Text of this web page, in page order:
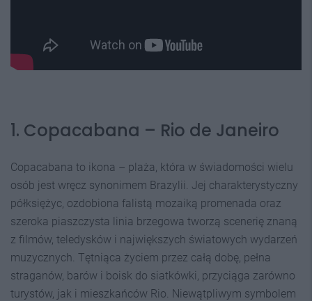
1. Copacabana – Rio de Janeiro
Copacabana to ikona – plaża, która w świadomości wielu
osób jest wręcz synonimem Brazylii. Jej charakterystyczny
półksiężyc, ozdobiona falistą mozaiką promenada oraz
szeroka piaszczysta linia brzegowa tworzą scenerię znaną
z filmów, teledysków i największych światowych wydarzeń
muzycznych. Tętniąca życiem przez całą dobę, pełna
straganów, barów i boisk do siatkówki, przyciąga zarówno
turystów, jak i mieszkańców Rio. Niewątpliwym symbolem